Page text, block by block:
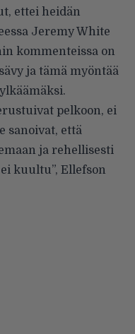
ettei heidän
Jeremy White
kommenteissa on
ja tämä myöntää
pelkoon, ei
sanoivat, että
ja rehellisesti
kuultu”, Ellefson